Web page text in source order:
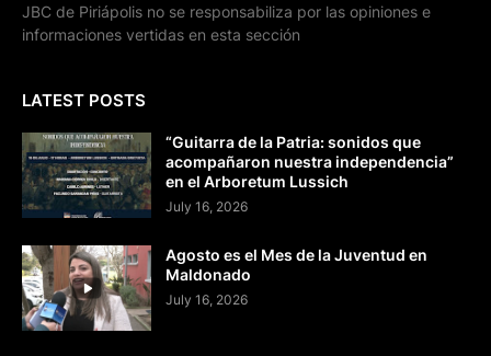
JBC de Piriápolis no se responsabiliza por las opiniones e
informaciones vertidas en esta sección
LATEST POSTS
“Guitarra de la Patria: sonidos que
acompañaron nuestra independencia”
en el Arboretum Lussich
July 16, 2026
Agosto es el Mes de la Juventud en
Maldonado
July 16, 2026